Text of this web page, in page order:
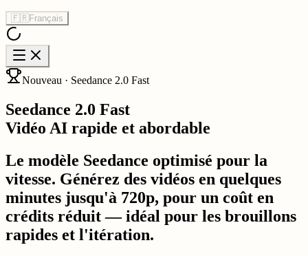
🇫🇷Français
Nouveau · Seedance 2.0 Fast
Seedance 2.0 Fast
Vidéo AI rapide et abordable
Le modèle Seedance optimisé pour la
vitesse. Générez des vidéos en quelques
minutes jusqu'à 720p, pour un coût en
crédits réduit — idéal pour les brouillons
rapides et l'itération.